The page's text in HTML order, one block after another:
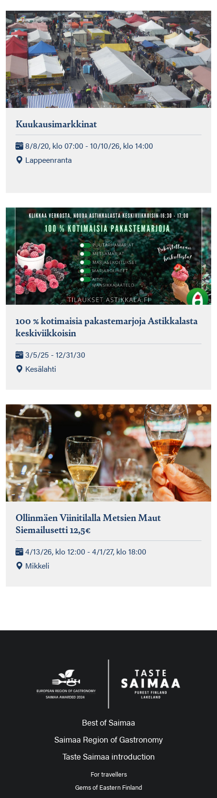
Kuukausimarkkinat
8/8/20, klo 07:00 - 10/10/26, klo 14:00
Lappeenranta
100 % kotimaisia pakastemarjoja Astikkalasta
keskiviikkoisin
3/5/25 - 12/31/30
Kesälahti
Ollinmäen Viinitilalla Metsien Maut
Siemailusetti 12,5€
4/13/26, klo 12:00 - 4/1/27, klo 18:00
Mikkeli
Best of Saimaa
Saimaa Region of Gastronomy
Taste Saimaa introduction
For travellers
Gems of Eastern Finland